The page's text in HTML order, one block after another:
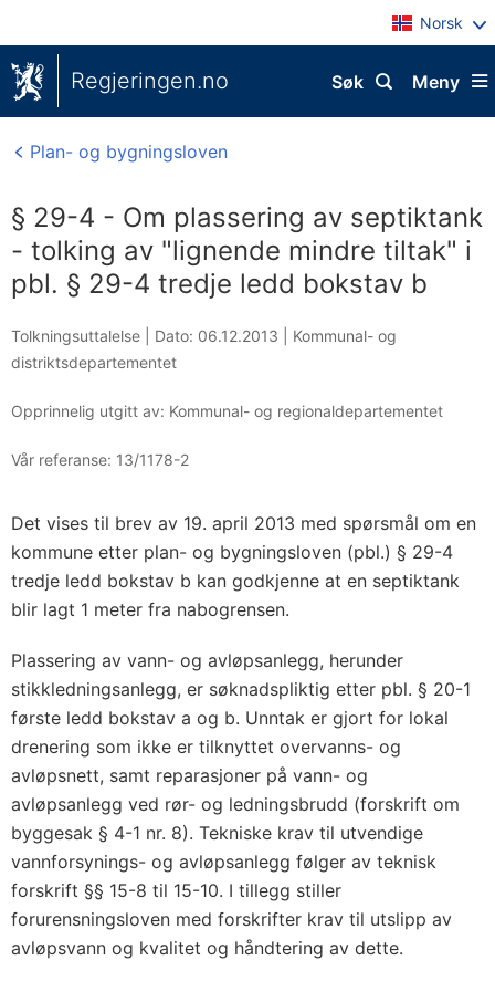
Norsk
Regjeringen.no Meny
Søk
Plan- og bygningsloven
§ 29-4 - Om plassering av septiktank
- tolking av "lignende mindre tiltak" i
pbl. § 29-4 tredje ledd bokstav b
Tolkningsuttalelse | Dato: 06.12.2013
Kommunal- og
distriktsdepartementet
Opprinnelig utgitt av: Kommunal- og regionaldepartementet
Vår referanse: 13/1178-2
Det vises til brev av 19. april 2013 med spørsmål om en
kommune etter plan- og bygningsloven (pbl.) § 29-4
tredje ledd bokstav b kan godkjenne at en septiktank
blir lagt 1 meter fra nabogrensen.
Plassering av vann- og avløpsanlegg, herunder
stikkledningsanlegg, er søknadspliktig etter pbl. § 20-1
første ledd bokstav a og b. Unntak er gjort for lokal
drenering som ikke er tilknyttet overvanns- og
avløpsnett, samt reparasjoner på vann- og
avløpsanlegg ved rør- og ledningsbrudd (forskrift om
byggesak § 4-1 nr. 8). Tekniske krav til utvendige
vannforsynings- og avløpsanlegg følger av teknisk
forskrift §§ 15-8 til 15-10. I tillegg stiller
forurensningsloven med forskrifter krav til utslipp av
avløpsvann og kvalitet og håndtering av dette.